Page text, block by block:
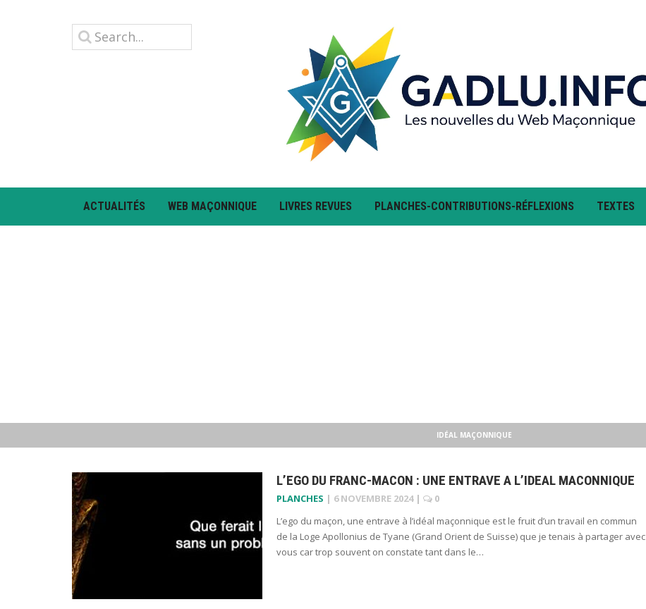
ACTUALITÉS WEB MAÇONNIQUE LIVRES REVUES PLANCHES-CONTRIBUTIONS-RÉFLEXIONS TEXTES
IDÉAL MAÇONNIQUE
L’EGO DU FRANC-MACON : UNE ENTRAVE A L’IDEAL MACONNIQUE
PLANCHES | 6 NOVEMBRE 2024 |
0
L’ego du maçon, une entrave à l’idéal maçonnique est le fruit d’un travail en commun
de la Loge Apollonius de Tyane (Grand Orient de Suisse) que je tenais à partager avec
vous car trop souvent on constate tant dans le…